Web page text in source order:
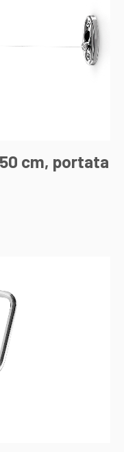
cm, portata